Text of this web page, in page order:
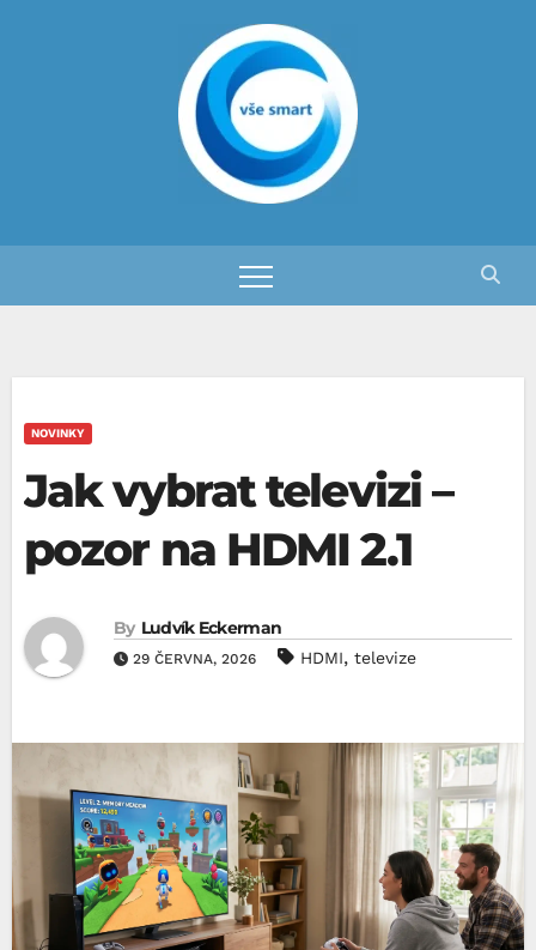
NOVINKY
Jak vybrat televizi –
pozor na HDMI 2.1
By Ludvík Eckerman
29 ČERVNA, 2026 HDMI, televize